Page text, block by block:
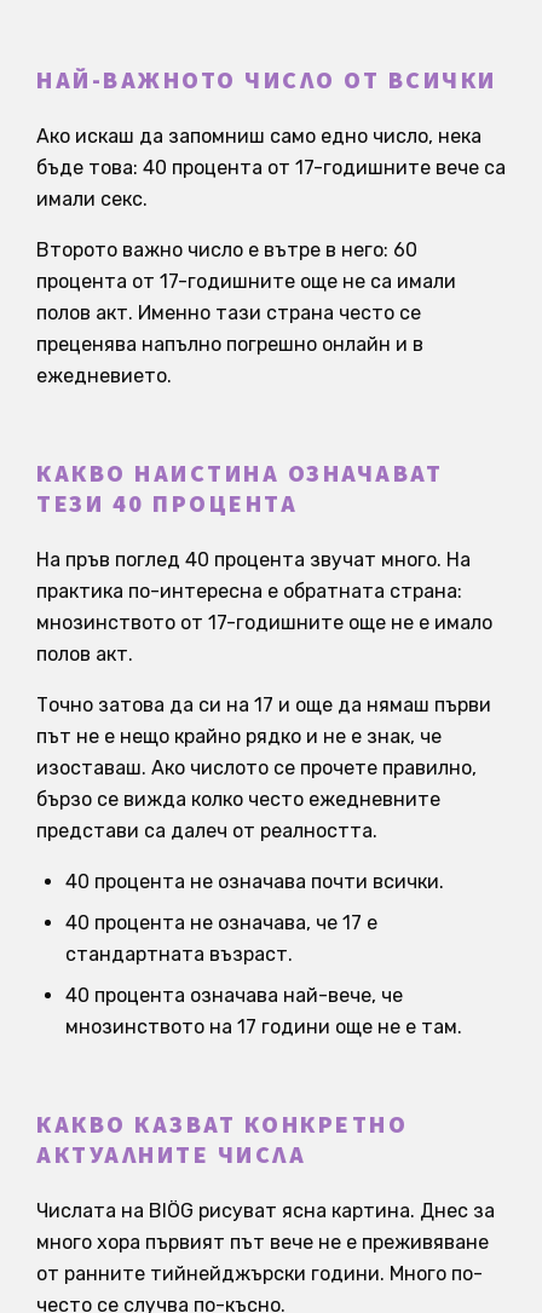
НАЙ-ВАЖНОТО ЧИСЛО ОТ ВСИЧКИ
Ако искаш да запомниш само едно число, нека
бъде това: 40 процента от 17-годишните вече са
имали секс.
Второто важно число е вътре в него: 60
процента от 17-годишните още не са имали
полов акт. Именно тази страна често се
преценява напълно погрешно онлайн и в
ежедневието.
КАКВО НАИСТИНА ОЗНАЧАВАТ
ТЕЗИ 40 ПРОЦЕНТА
На пръв поглед 40 процента звучат много. На
практика по-интересна е обратната страна:
мнозинството от 17-годишните още не е имало
полов акт.
Точно затова да си на 17 и още да нямаш първи
път не е нещо крайно рядко и не е знак, че
изоставаш. Ако числото се прочете правилно,
бързо се вижда колко често ежедневните
представи са далеч от реалността.
40 процента не означава почти всички.
40 процента не означава, че 17 е
стандартната възраст.
40 процента означава най-вече, че
мнозинството на 17 години още не е там.
КАКВО КАЗВАТ КОНКРЕТНО
АКТУАЛНИТЕ ЧИСЛА
Числата на BIÖG рисуват ясна картина. Днес за
много хора първият път вече не е преживяване
от ранните тийнейджърски години. Много по-
често се случва по-късно.